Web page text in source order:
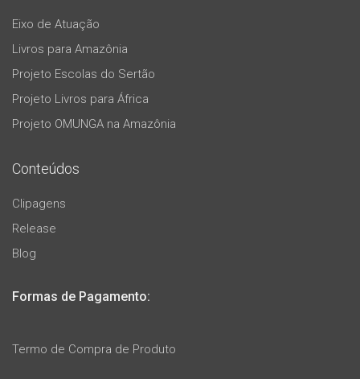
Eixo de Atuação
Livros para Amazônia
Projeto Escolas do Sertão
Projeto Livros para África
Projeto OMUNGA na Amazônia
Conteúdos
Clipagens
Release
Blog
Formas de Pagamento:
Termo de Compra de Produto